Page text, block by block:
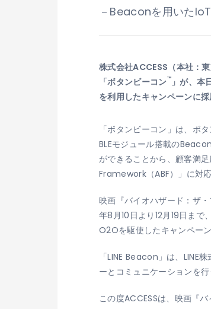
－Beaconを用いた
株式会社ACCESS（本社：
「ボタンビーコン™」が、本
を利用したキャンペーンに
「ボタンビーコン」は、ボ
BLEモジュール搭載の
ができることから、顧客満
Framework（ABF）」に対
映画『バイオハザード：ザ
年8月10日より12月19日ま
O2Oを駆使したキャンペー
「LINE Beacon」は、LINE
ーとコミュニケーションを
この度ACCESSは、映画『